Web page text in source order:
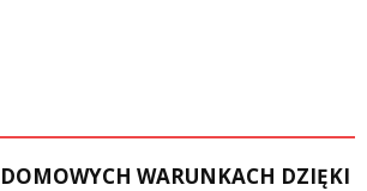
WARUNKACH DZIĘKI